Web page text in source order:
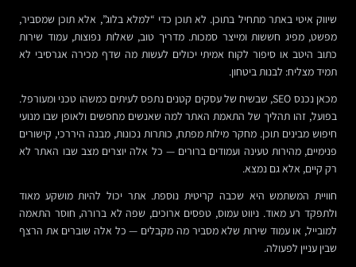
שיווק איטי באתר מתחיל בתוכן. לא תוכן כדי “למלא בלוג”, אלא תוכן שמסביר,
מפשט, מפיג חששות ומייצר סמכות. מדריך טוב, שאלות נפוצות, עמוד שירות
כתוב היטב או סיפור לקוח אמיתי יכולים לעשות מה שדף מכירה אגרסיבי לא
תמיד מצליח: לבנות ביטחון.
מכאן נכנס SEO, שבשיח של עסקים קטנים נתפס לעיתים כמשהו טכני ומעורפל.
בפועל, זהו תהליך של התאמת האתר למה שאנשים מחפשים ולאופן שבו מנועי
חיפוש מבינים תוכן. מחקר מילות מפתח, כותרות נכונות, מבנה היררכי, קישורים
פנימיים, מהירות טעינה ועמודים ברורים — כל אלה יוצרים מצב שבו האתר לא
רק קיים, אלא גם נמצא.
חוויית המשתמש היא שכבה קריטית נוספת. אתר יכול להיות מושקע מאוד
ולתפקד רע מאוד. ניווט עמוס, טפסים ארוכים, שפה לא ברורה, חוסר התאמה
למובייל, או עמוד שירות שלא מסביר מה מקבלים — כל אלה שוברים את הרצף
שבין עניין לפעולה.